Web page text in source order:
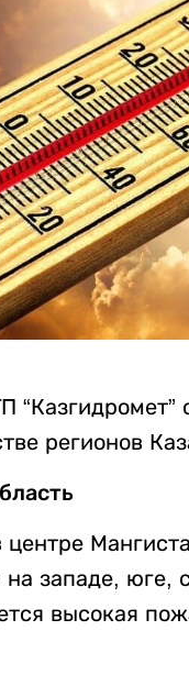
регионов
на западе, юге,
высокая